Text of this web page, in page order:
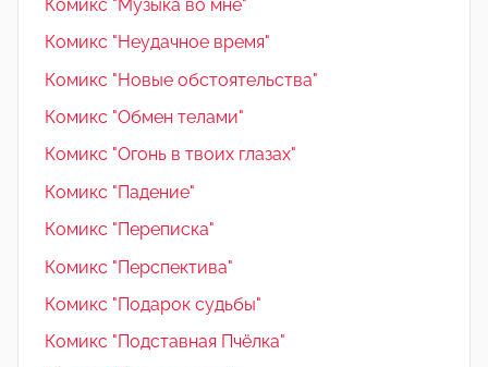
Комикс "Музыка во мне"
Комикс "Неудачное время"
Комикс "Новые обстоятельства"
Комикс "Обмен телами"
Комикс "Огонь в твоих глазах"
Комикс "Падение"
Комикс "Переписка"
Комикс "Перспектива"
Комикс "Подарок судьбы"
Комикс "Подставная Пчёлка"